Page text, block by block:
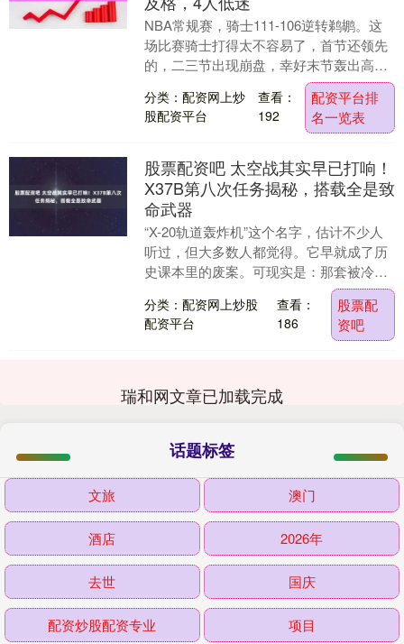
NBA常规赛，骑士111-106逆转鹈鹕。这
场比赛骑士打得太不容易了，首节还领先
的，二三节出现崩盘，幸好末节轰出高
潮，一鼓作气反超比分，并拿下了胜利。
全场五个....
分类：配资网上炒
股配资平台
查看：
192
配资平台排
名一览表
股票配资吧 太空战其实早已打响！
X37B第八次任务揭秘，搭载全是致
命武器
“X-20轨道轰炸机”这个名字，估计不少人
听过，但大多数人都觉得。它早就成了历
史课本里的废案。可现实是：那套被冷战
时代砍掉的奇思妙想，居然在今天悄悄复
活了。 还....
分类：配资网上炒股
配资平台
查看：
186
股票配
资吧
瑞和网文章已加载完成
话题标签
文旅 澳门
酒店 2026年
去世 国庆
配资炒股配资专业 项目